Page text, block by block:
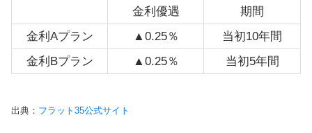
金利優遇
期間
金利Aプラン
▲0.25％
当初10年間
金利Bプラン
▲0.25％ 当初5年間
出典： フラット35公式サイト